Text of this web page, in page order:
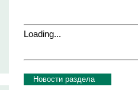
Loading...
Новости раздела